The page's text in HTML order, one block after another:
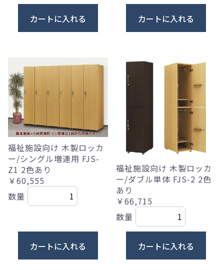
カートに入れる カートに入れる
福祉施設向け 木製ロッカ
ー/シングル増連用 FJS-
Z1 2色あり
￥60,555
数量
カートに入れる
福祉施設向け 木製ロッカ
ー/ダブル単体 FJS-2 2色
あり
￥66,715
数量
カートに入れる